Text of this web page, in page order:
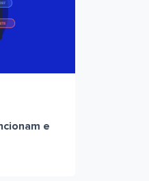
e